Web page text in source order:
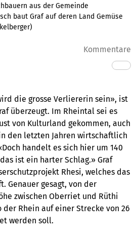
aus der Gemeinde
baut Graf auf deren Land Gemüse
)
Kommentare
die grosse Verliererin sein», ist
überzeugt. Im Rheintal sei es
von Kulturland gekommen, auch
den letzten Jahren wirtschaftlich
handelt es sich hier um 140
ist ein harter Schlag.» Graf
Rhesi, welches das
Genauer gesagt, von der
zwischen Oberriet und Rüthi
der Rhein auf einer Strecke von 26
werden soll.